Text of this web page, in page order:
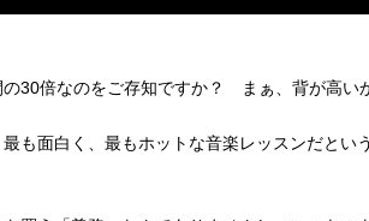
30倍なのをご存知ですか？ まぁ、背が高い
も面白く、最もホットな音楽レッスンだとい